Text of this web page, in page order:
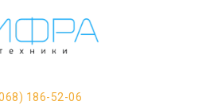
186-52-06